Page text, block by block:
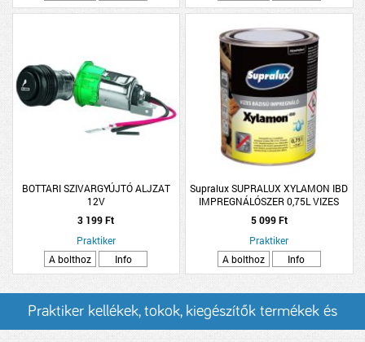
BOTTARI SZIVARGYÚJTÓ ALJZAT
12V
3 199 Ft
Praktiker
A bolthoz
Info
Supralux SUPRALUX XYLAMON IBD
IMPREGNÁLÓSZER 0,75L VIZES
BÁZISÚ
5 099 Ft
Praktiker
A bolthoz
Info
Praktiker kellékek, tokok, kiegészítők termékek és